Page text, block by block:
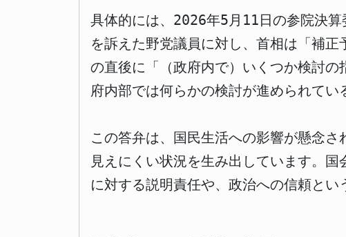
具体的には、2026年5月11日の参院決
を訴えた野党議員に対し、首相は「補
の直後に「（政府内で）いくつか検討
府内部では何らかの検討が進められてい
この答弁は、国民生活への影響が懸念
見えにくい状況を生み出しています。
に対する説明責任や、政治への信頼とい